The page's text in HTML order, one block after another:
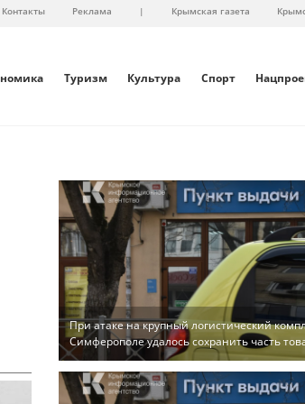
Контакты Реклама | Крымская газета
Туризм Культура Спорт
При атаке на крупный логистический
Симферополе удалось сохранить часть